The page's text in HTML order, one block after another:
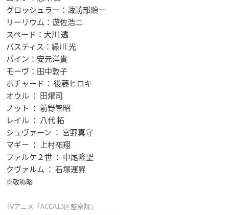
グロッシュラー：諏訪部順一
リーリウム：遊佐浩二
スペード：大川 透
パスティス：緑川 光
パイン：安元洋貴
モーヴ：田中敦子
ポチャード： 後藤ヒロキ
オウル ： 田燿司
ノット ： 前野智昭
レイル ： 八代 拓
シュヴァーン ： 宮野真守
マギー ： 上村祐翔
ファルケ２世 ： 中尾隆聖
クヴァルム ： 石塚運昇
※敬称略
TVアニメ『ACCA13区監察課』